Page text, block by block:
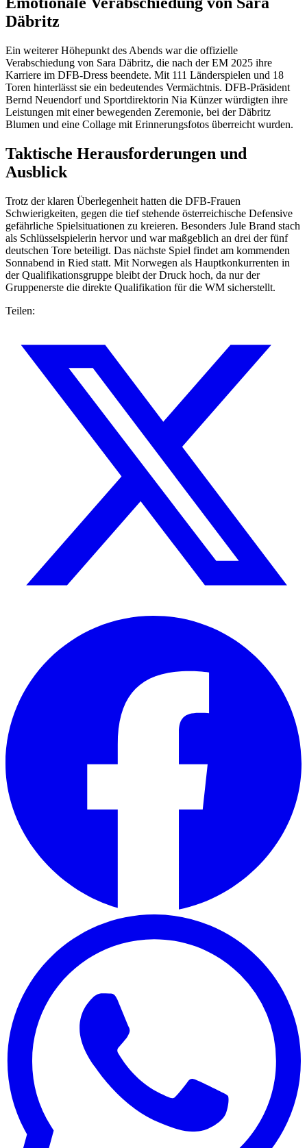
Däbritz
Ein weiterer Höhepunkt des Abends war die offizielle
Verabschiedung von Sara Däbritz, die nach der EM 2025 ihre
Karriere im DFB-Dress beendete. Mit 111 Länderspielen und 18
Toren hinterlässt sie ein bedeutendes Vermächtnis. DFB-Präsident
Bernd Neuendorf und Sportdirektorin Nia Künzer würdigten ihre
Leistungen mit einer bewegenden Zeremonie, bei der Däbritz
Blumen und eine Collage mit Erinnerungsfotos überreicht wurden.
Taktische Herausforderungen und
Ausblick
Trotz der klaren Überlegenheit hatten die DFB-Frauen
Schwierigkeiten, gegen die tief stehende österreichische Defensive
gefährliche Spielsituationen zu kreieren. Besonders Jule Brand stach
als Schlüsselspielerin hervor und war maßgeblich an drei der fünf
deutschen Tore beteiligt. Das nächste Spiel findet am kommenden
Sonnabend in Ried statt. Mit Norwegen als Hauptkonkurrenten in
der Qualifikationsgruppe bleibt der Druck hoch, da nur der
Gruppenerste die direkte Qualifikation für die WM sicherstellt.
Teilen: